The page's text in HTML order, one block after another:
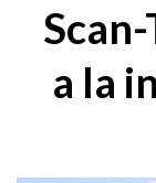
a la